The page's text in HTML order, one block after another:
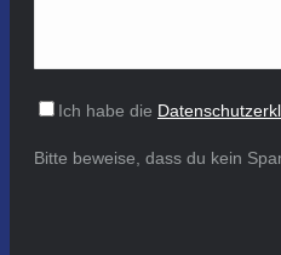
Ich habe die
Bitte beweise, dass du kein